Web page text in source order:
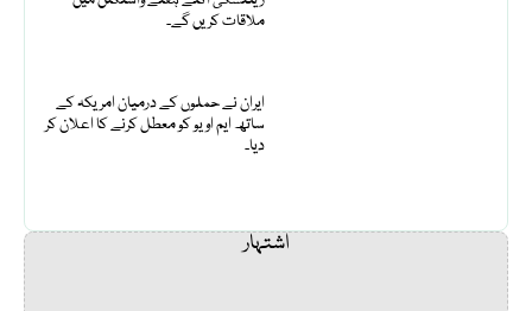
ملاقات کریں گے۔
ایران نے حملوں کے درمیان امریکہ کے
ساتھ ایم او یو کو معطل کرنے کا اعلان کر
دیا۔
اشتہار